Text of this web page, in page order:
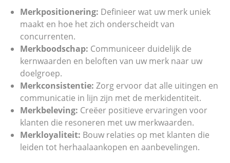
Merkpositionering: Definieer wat uw merk uniek
maakt en hoe het zich onderscheidt van
concurrenten.
Merkboodschap: Communiceer duidelijk de
kernwaarden en beloften van uw merk naar uw
doelgroep.
Merkconsistentie: Zorg ervoor dat alle uitingen en
communicatie in lijn zijn met de merkidentiteit.
Merkbeleving: Creëer positieve ervaringen voor
klanten die resoneren met uw merkwaarden.
Merkloyaliteit: Bouw relaties op met klanten die
leiden tot herhaalaankopen en aanbevelingen.